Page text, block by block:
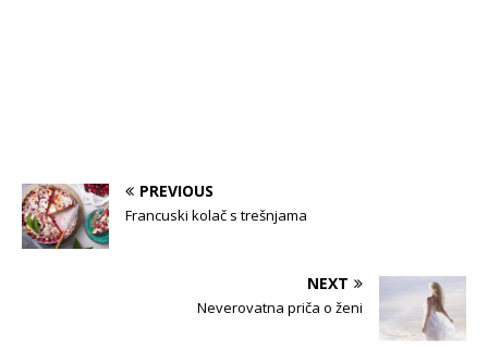
PREVIOUS
Francuski kolač s trešnjama
NEXT
Neverovatna priča o ženi